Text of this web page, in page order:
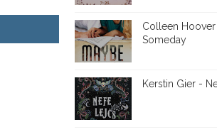
Colleen
Someday
Kerstin Gier -